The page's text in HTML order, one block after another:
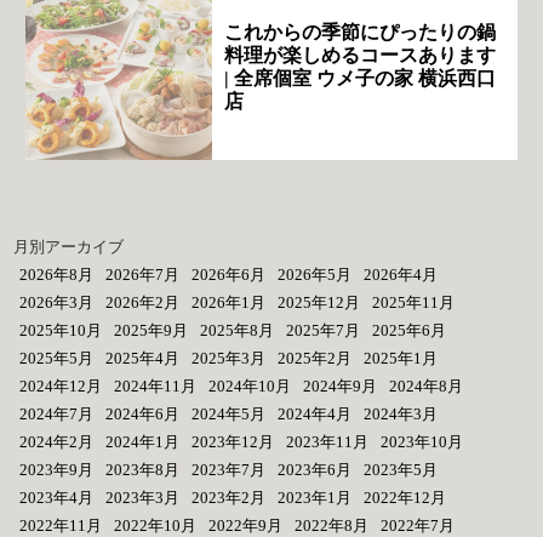
これからの季節にぴったりの鍋
料理が楽しめるコースあります
| 全席個室 ウメ子の家 横浜西口
店
月別アーカイブ
2026年8月
2026年7月 2026年6月 2026年5月
2026年4月
2026年3月
2026年2月 2026年1月 2025年12月
2025年11月
2025年10月
2025年9月 2025年8月 2025年7月
2025年6月
2025年5月
2025年4月 2025年3月 2025年2月
2025年1月
2024年12月
2024年11月 2024年10月 2024年9月
2024年8月
2024年7月
2024年6月 2024年5月 2024年4月
2024年3月
2024年2月
2024年1月 2023年12月 2023年11月
2023年10月
2023年9月
2023年8月 2023年7月 2023年6月
2023年5月
2023年4月
2023年3月 2023年2月 2023年1月
2022年12月
2022年11月
2022年10月 2022年9月 2022年8月 2022年7月